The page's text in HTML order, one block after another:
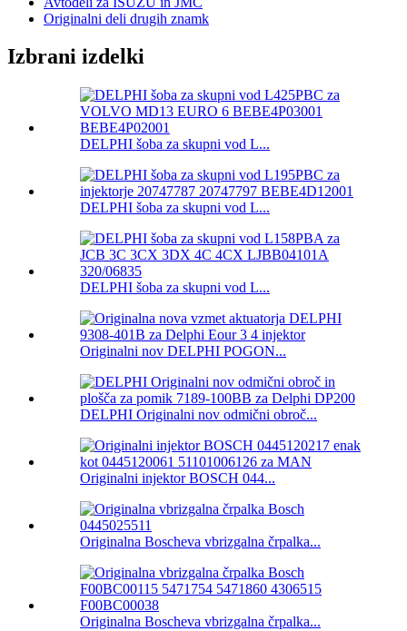
Originalni deli drugih znamk
Izbrani izdelki
DELPHI šoba za skupni vod L...
DELPHI šoba za skupni vod L...
DELPHI šoba za skupni vod L...
Originalni nov DELPHI POGON...
DELPHI Originalni nov odmični obroč...
Originalni injektor BOSCH 044...
Originalna Boscheva vbrizgalna črpalka...
Originalna Boscheva vbrizgalna črpalka...